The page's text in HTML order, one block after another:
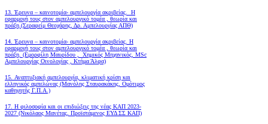
13. Έρευνα – καινοτομία- αμπελουργία ακριβείας. Η
εφαρμογή τους στον αμπελουργικό τομέα , θεωρία και
πράξη.(Σεραφείμ Θεοχάρης, Δρ. Αμπελουργίας ΑΠΘ)
14. Έρευνα – καινοτομία- αμπελουργία ακριβείας. Η
εφαρμογή τους στον αμπελουργικό τομέα , θεωρία και
πράξη. (Εμορφίλη Μαυρίδου , Χημικός Μηχανικός, MSc
Αμπελουργίας Οινολογίας , Κτήμα Άλφα)
15. Αναπτυξιακή αμπελουργία, κλιματική κρίση και
ελληνικός αμπελώνας (Μανόλης Σταυρακάκης, Ομότιμος
καθηγητής Γ.Π.Α.)
17. Η φιλοσοφία και οι επιδιώξεις της νέας ΚΑΠ 2023-
2027 (Νικόλαος Μανέτας, Προϊστάμενος ΕΥΔ ΣΣ ΚΑΠ)